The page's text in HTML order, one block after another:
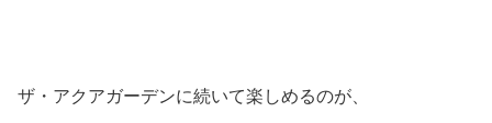
ザ・アクアガーデンに続いて楽しめるのが、